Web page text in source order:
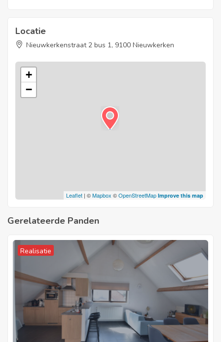
Locatie
Nieuwkerkenstraat 2 bus 1, 9100 Nieuwkerken
+
−
Leaflet | ©Mapbox ©OpenStreetMap Improve this map
Gerelateerde Panden
Realisatie